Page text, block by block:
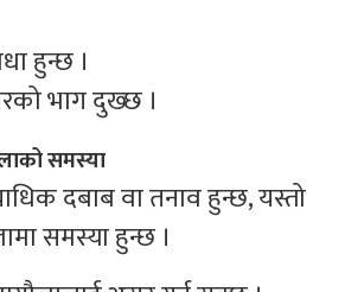
हुन्छ ।
भाग दुख्छ ।
समस्या
दबाब वा तनाव हुन्छ, यस्तो
समस्या हुन्छ ।